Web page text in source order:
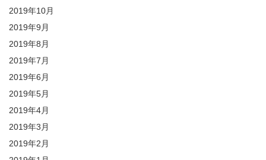
2019年10月
2019年9月
2019年8月
2019年7月
2019年6月
2019年5月
2019年4月
2019年3月
2019年2月